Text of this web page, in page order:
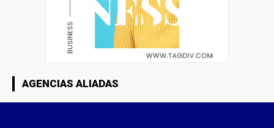
AGENCIAS ALIADAS